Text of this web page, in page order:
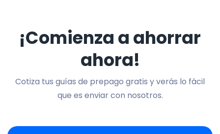
¡Comienza a ahorrar
ahora!
Cotiza tus guías de prepago gratis y verás lo fácil
que es enviar con nosotros.